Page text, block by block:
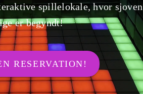
spillelokale, hvor sjoven
er begyndt!
RESERVATION!